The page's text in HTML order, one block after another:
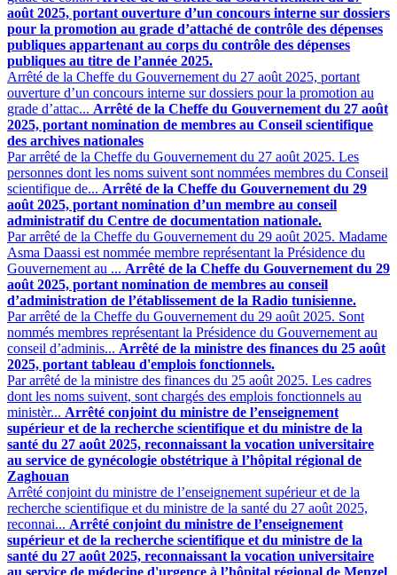
août 2025, portant ouverture d’un concours interne sur dossiers
pour la promotion au grade d’attaché de contrôle des dépenses
publiques appartenant au corps du contrôle des dépenses
publiques au titre de l’année 2025.
Arrêté de la Cheffe du Gouvernement du 27 août 2025, portant
ouverture d’un concours interne sur dossiers pour la promotion au
grade d’attac... Arrêté de la Cheffe du Gouvernement du 27 août
2025, portant nomination de membres au Conseil scientifique
des archives nationales
Par arrêté de la Cheffe du Gouvernement du 27 août 2025. Les
personnes dont les noms suivent sont nommées membres du Conseil
scientifique de... Arrêté de la Cheffe du Gouvernement du 29
août 2025, portant nomination d’un membre au conseil
administratif du Centre de documentation nationale.
Par arrêté de la Cheffe du Gouvernement du 29 août 2025. Madame
Asma Daassi est nommée membre représentant la Présidence du
Gouvernement au ... Arrêté de la Cheffe du Gouvernement du 29
août 2025, portant nomination de membres au conseil
d’administration de l’établissement de la Radio tunisienne.
Par arrêté de la Cheffe du Gouvernement du 29 août 2025. Sont
nommés membres représentant la Présidence du Gouvernement au
conseil d’adminis... Arrêté de la ministre des finances du 25 août
2025, portant tableau d'emplois fonctionnels.
Par arrêté de la ministre des finances du 25 août 2025. Les cadres
dont les noms suivent, sont chargés des emplois fonctionnels ‎au
ministèr... Arrêté conjoint du ministre de l’enseignement
supérieur et de la recherche scientifique et du ministre de la
santé du 27 août 2025, reconnaissant la vocation universitaire
au service de gynécologie obstétrique à l’hôpital régional de
Zaghouan
Arrêté conjoint du ministre de l’enseignement supérieur et de la
recherche scientifique et du ministre de la santé du 27 août 2025,
reconnai... Arrêté conjoint du ministre de l’enseignement
supérieur et de la recherche scientifique et du ministre de la
santé du 27 août 2025, reconnaissant la vocation universitaire
au service de médecine d'urgence à l’hôpital régional de Menzel